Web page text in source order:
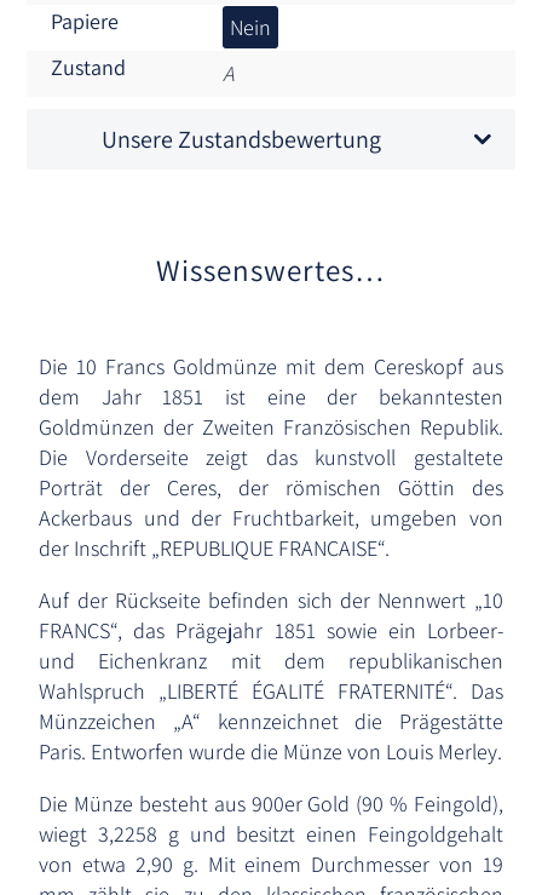
Papiere
Nein
Zustand
A
Unsere Zustandsbewertung
Wissenswertes…
Die 10 Francs Goldmünze mit dem Cereskopf aus
dem Jahr 1851 ist eine der bekanntesten
Goldmünzen der Zweiten Französischen Republik.
Die Vorderseite zeigt das kunstvoll gestaltete
Porträt der Ceres, der römischen Göttin des
Ackerbaus und der Fruchtbarkeit, umgeben von
der Inschrift „REPUBLIQUE FRANÇAISE“.
Auf der Rückseite befinden sich der Nennwert „10
FRANCS“, das Prägejahr 1851 sowie ein Lorbeer-
und Eichenkranz mit dem republikanischen
Wahlspruch „LIBERTÉ ÉGALITÉ FRATERNITÉ“. Das
Münzzeichen „A“ kennzeichnet die Prägestätte
Paris. Entworfen wurde die Münze von Louis Merley.
Die Münze besteht aus 900er Gold (90 % Feingold),
wiegt 3,2258 g und besitzt einen Feingoldgehalt
von etwa 2,90 g. Mit einem Durchmesser von 19